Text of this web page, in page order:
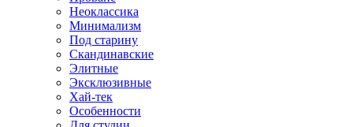
Неоклассика
Минимализм
Под старину
Скандинавские
Элитные
Эксклюзивные
Хай-тек
Особенности